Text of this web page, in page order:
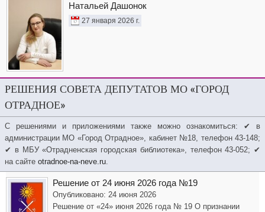
Натальей Дашонок
27 января 2026 г.
РЕШЕНИЯ СОВЕТА ДЕПУТАТОВ МО «ГОРОД
ОТРАДНОЕ»
С решениями и приложениями также можно ознакомиться: ✔ в
администрации МО «Город Отрадное», кабинет №18, телефон 43-148;
✔ в МБУ «Отрадненская городская библиотека», телефон 43-052; ✔
на сайте otradnoe-na-neve.ru.
Решение от 24 июня 2026 года №19
Опубликовано: 24 июня 2026
Решение от «24» июня 2026 года № 19 О признании